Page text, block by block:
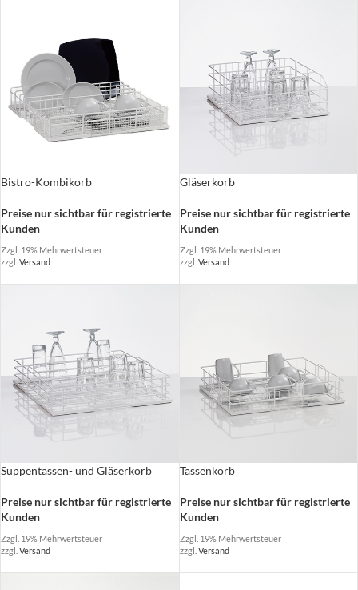
Bistro-Kombikorb
Preise nur sichtbar für registrierte
Kunden
Zzgl. 19% Mehrwertsteuer
zzgl. Versand
Gläserkorb
Preise nur sichtbar für registrierte
Kunden
Zzgl. 19% Mehrwertsteuer
zzgl. Versand
Suppentassen- und Gläserkorb
Preise nur sichtbar für registrierte
Kunden
Zzgl. 19% Mehrwertsteuer
zzgl. Versand
Tassenkorb
Preise nur sichtbar für registrierte
Kunden
Zzgl. 19% Mehrwertsteuer
zzgl. Versand